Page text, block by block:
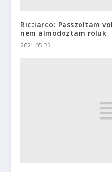
Ricciardo: Passzoltam
nem álmodoztam róluk
2021.05.29.